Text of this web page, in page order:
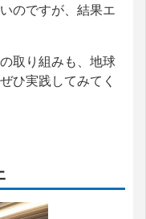
のですが、結果エ
取り組みも、地球
ひ実践してみてく